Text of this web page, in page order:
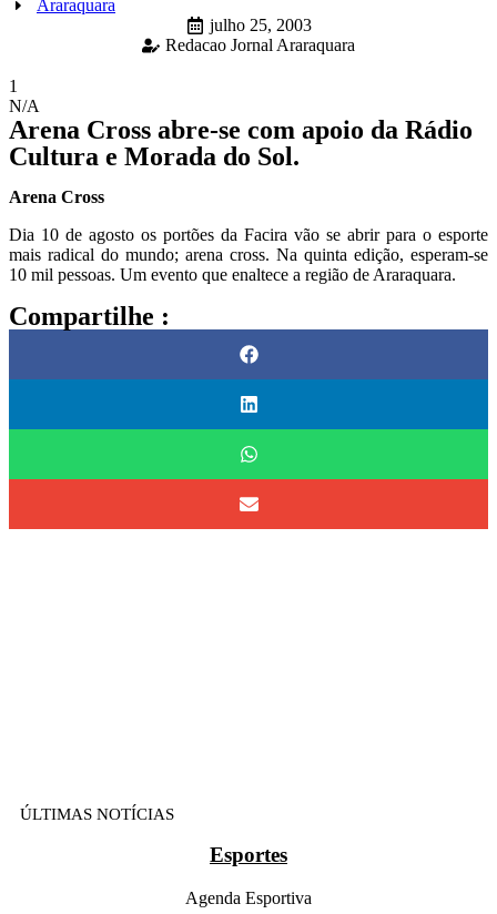
Araraquara
julho 25, 2003
Redacao Jornal Araraquara
1
N/A
Arena Cross abre-se com apoio da Rádio
Cultura e Morada do Sol.
Arena Cross
Dia 10 de agosto os portões da Facira vão se abrir para o esporte
mais radical do mundo; arena cross. Na quinta edição, esperam-se
10 mil pessoas. Um evento que enaltece a região de Araraquara.
Compartilhe :
ÚLTIMAS NOTÍCIAS
Esportes
Agenda Esportiva